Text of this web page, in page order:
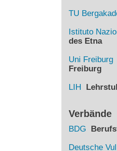
TU
Istituto
des Etna
Uni Freiburg
Freiburg
LIH
Verbände
BDG
Deutsche